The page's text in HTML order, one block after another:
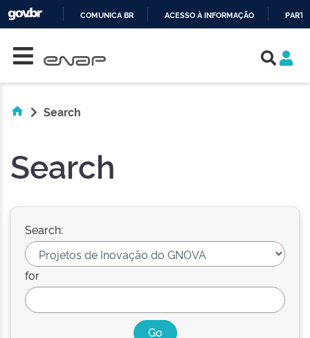
COMUNICA BR ACESSO À INFORMAÇÃO
Search
Search
Search:
for